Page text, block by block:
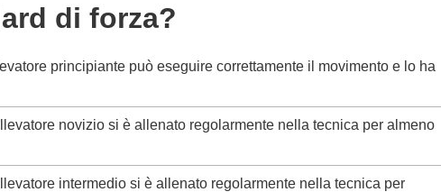
di forza?
principiante può eseguire correttamente il movimento e lo ha
novizio si è allenato regolarmente nella tecnica per almeno
intermedio si è allenato regolarmente nella tecnica per